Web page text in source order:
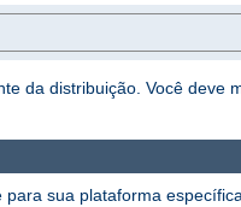
da distribuição. Você deve
sua plataforma